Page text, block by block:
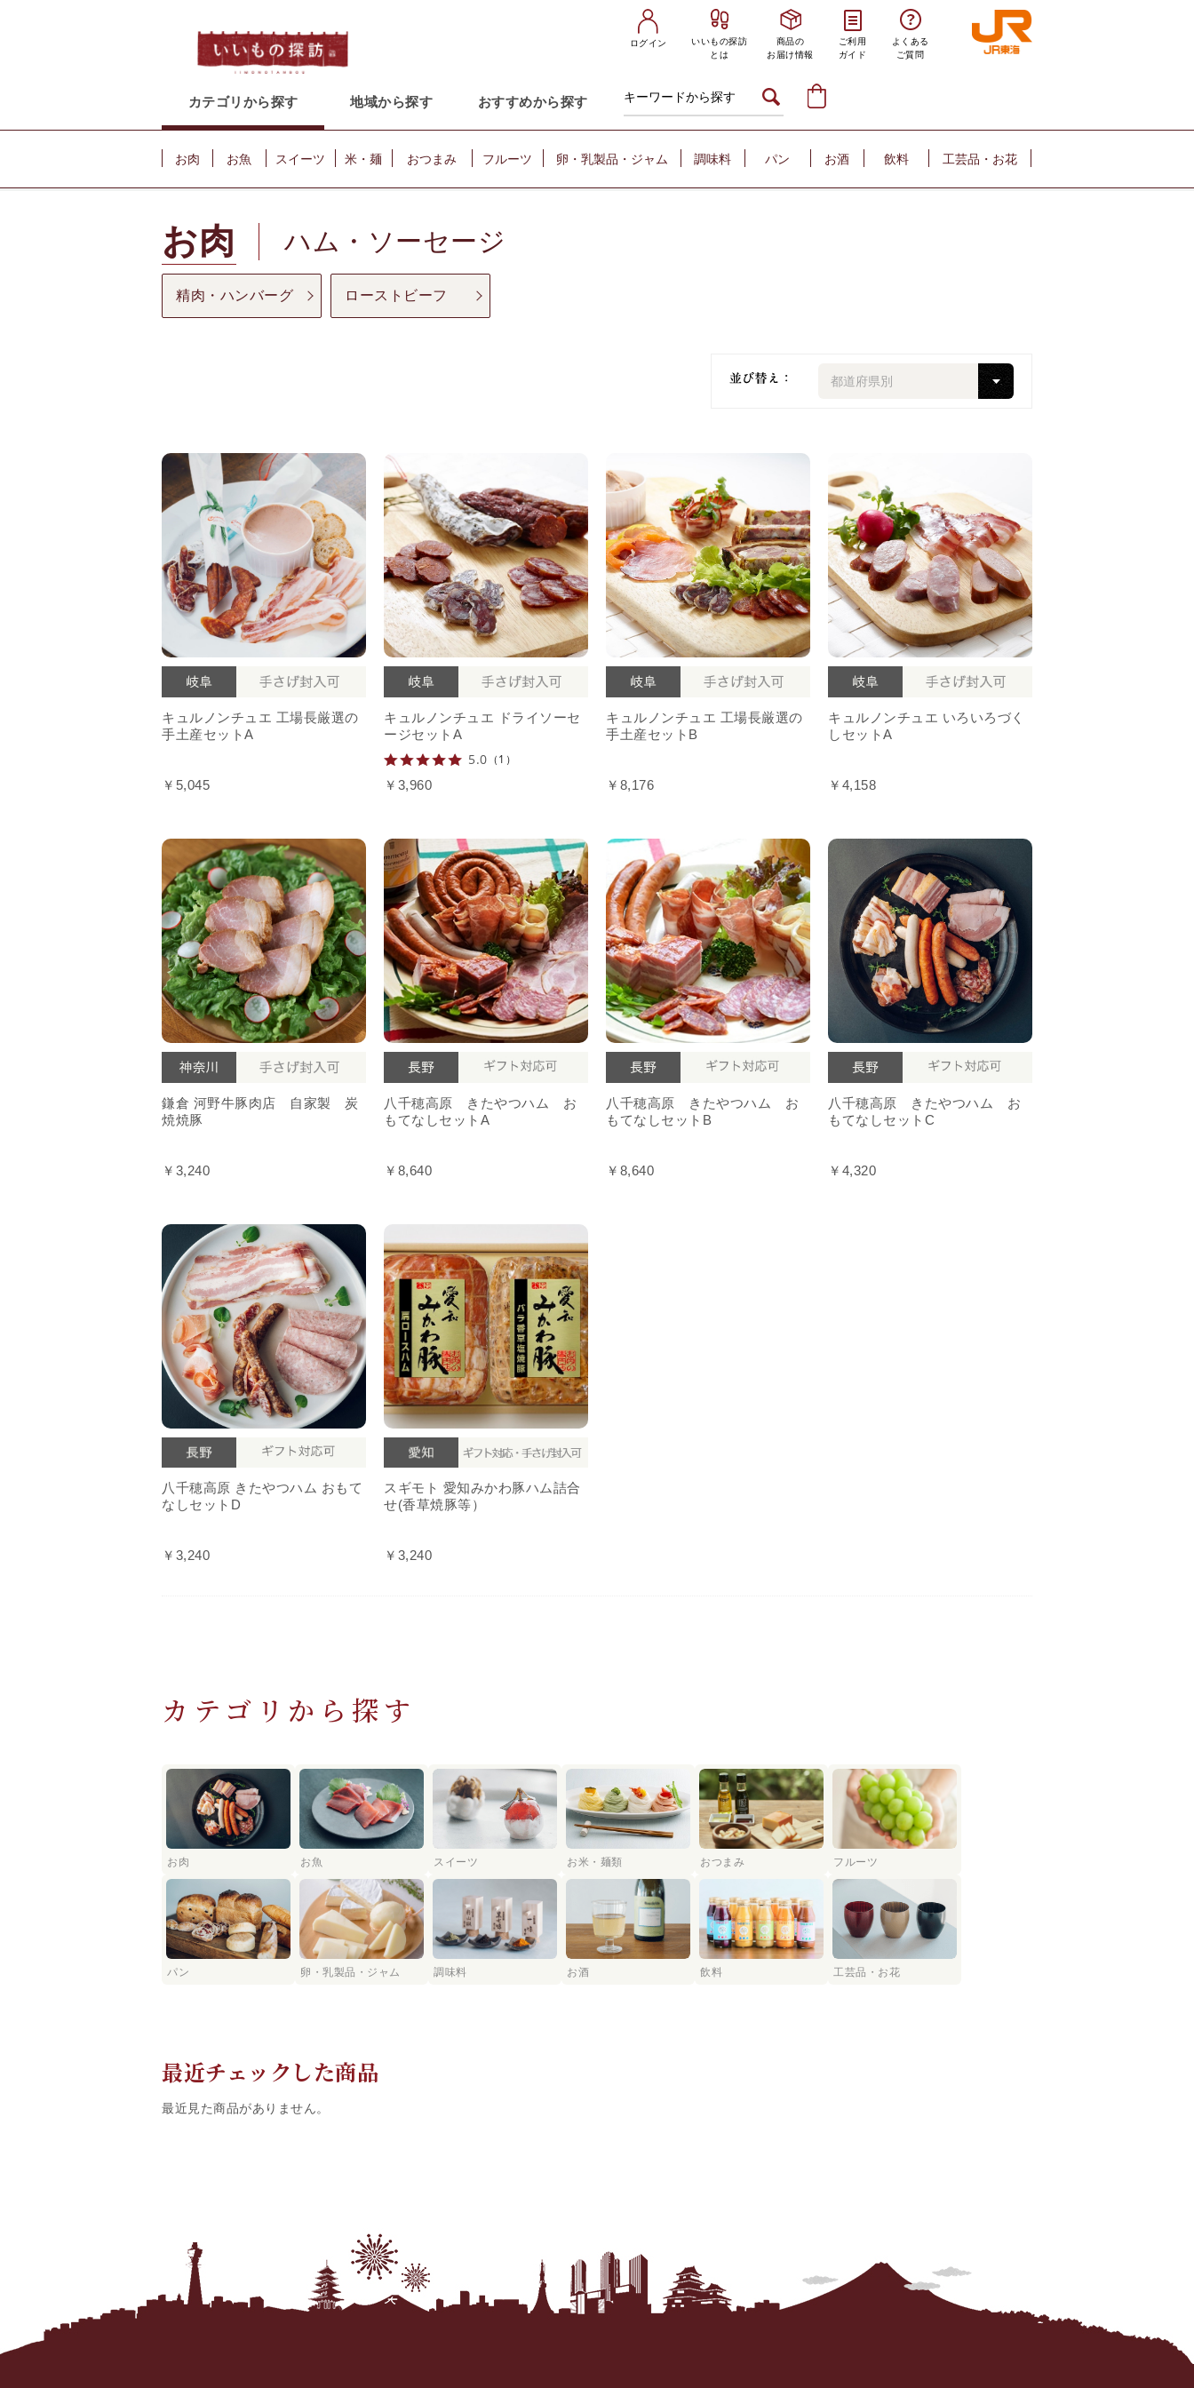
ログイン
いいもの探訪
とは
商品の
お届け情報
ご利用
ガイド
よくある
ご質問
カテゴリから探す 地域から探す おすすめから探す
お肉 お魚 スイーツ 米・麺 おつまみ フルーツ 卵・乳製品・ジャム 調味料 パン お酒 飲料 工芸品・お花
お肉 ハム・ソーセージ
精肉・ハンバーグ ローストビーフ
都道府県別
キュルノンチュエ 工場長厳選の
手土産セットA
￥5,045
キュルノンチュエ ドライソーセ
ージセットA
5.0 （1）
￥3,960
キュルノンチュエ 工場長厳選の
手土産セットB
￥8,176
キュルノンチュエ いろいろづく
しセットA
￥4,158
鎌倉 河野牛豚肉店 自家製 炭
焼焼豚
￥3,240
八千穂高原 きたやつハム お
もてなしセットA
￥8,640
八千穂高原 きたやつハム お
もてなしセットB
￥8,640
八千穂高原 きたやつハム お
もてなしセットC
￥4,320
八千穂高原 きたやつハム おもて
なしセットD
￥3,240
スギモト 愛知みかわ豚ハム詰合
せ(香草焼豚等）
￥3,240
カテゴリから探す
お肉 お魚 スイーツ お米・麺類 おつまみ フルーツ
パン 卵・乳製品・ジャム 調味料 お酒 飲料 工芸品・お花
最近チェックした商品
最近見た商品がありません。